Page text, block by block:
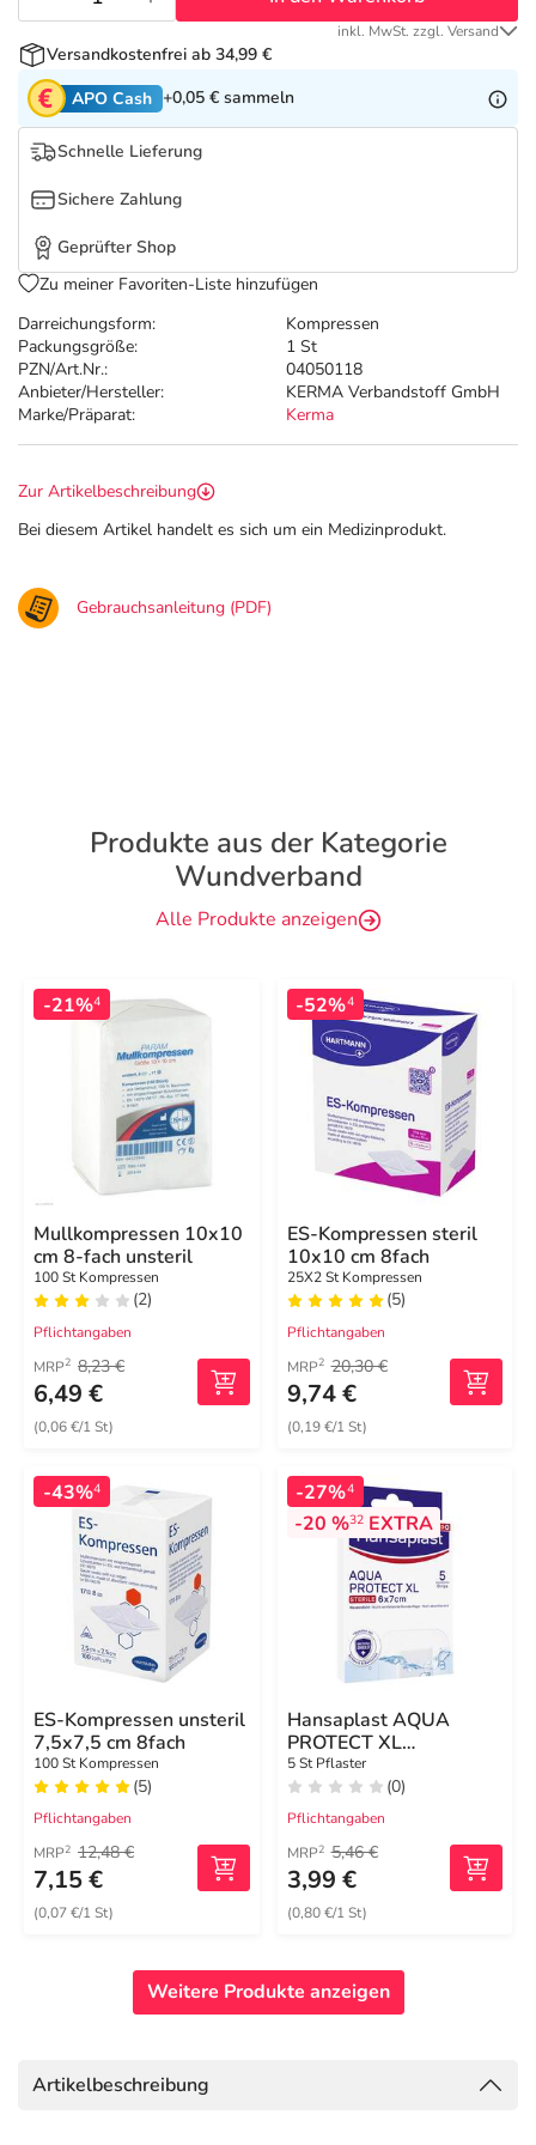
Tierapotheke
Vitamine & Mineralstoffe
Marken
Salus Deals
Darreichungsform:
Kompressen
Packungsgröße:
1 St
PZN/Art.Nr.:
04050118
Anbieter/Hersteller:
KERMA Verbandstoff GmbH
Marke/Präparat:
Kerma
inkl. MwSt. zzgl. Versand
Versandkostenfrei ab 34,99 €
APO Cash +0,05 € sammeln
Schnelle Lieferung
Sichere Zahlung
Geprüfter Shop
Zu meiner Favoriten-Liste hinzufügen
Zur Artikelbeschreibung
Bei diesem Artikel handelt es sich um ein Medizinprodukt.
Gebrauchsanleitung (PDF)
Produkte aus der Kategorie
Wundverband
Alle Produkte anzeigen
-21%4
Mullkompressen 10x10
cm 8-fach unsteril
100 St Kompressen
(2)
Pflichtangaben
MRP2 8,23 €
6,49 €
(0,06 €/1 St)
-52%4
ES-Kompressen steril
10x10 cm 8fach
25X2 St Kompressen
(5)
Pflichtangaben
MRP2 20,30 €
9,74 €
(0,19 €/1 St)
-43%4
ES-Kompressen unsteril
7,5x7,5 cm 8fach
100 St Kompressen
(5)
Pflichtangaben
MRP2 12,48 €
7,15 €
(0,07 €/1 St)
-27%4
-20 %32 EXTRA
Hansaplast AQUA
PROTECT XL
Wundverband steril 6x7
cm
5 St Pflaster
(0)
Pflichtangaben
MRP2 5,46 €
3,99 €
(0,80 €/1 St)
Weitere Produkte anzeigen
Artikelbeschreibung